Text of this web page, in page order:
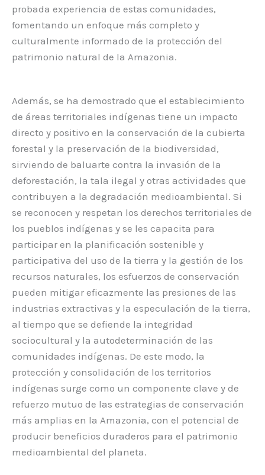
probada experiencia de estas comunidades,
fomentando un enfoque más completo y
culturalmente informado de la protección del
patrimonio natural de la Amazonia.
Además, se ha demostrado que el establecimiento
de áreas territoriales indígenas tiene un impacto
directo y positivo en la conservación de la cubierta
forestal y la preservación de la biodiversidad,
sirviendo de baluarte contra la invasión de la
deforestación, la tala ilegal y otras actividades que
contribuyen a la degradación medioambiental. Si
se reconocen y respetan los derechos territoriales de
los pueblos indígenas y se les capacita para
participar en la planificación sostenible y
participativa del uso de la tierra y la gestión de los
recursos naturales, los esfuerzos de conservación
pueden mitigar eficazmente las presiones de las
industrias extractivas y la especulación de la tierra,
al tiempo que se defiende la integridad
sociocultural y la autodeterminación de las
comunidades indígenas. De este modo, la
protección y consolidación de los territorios
indígenas surge como un componente clave y de
refuerzo mutuo de las estrategias de conservación
más amplias en la Amazonia, con el potencial de
producir beneficios duraderos para el patrimonio
medioambiental del planeta.